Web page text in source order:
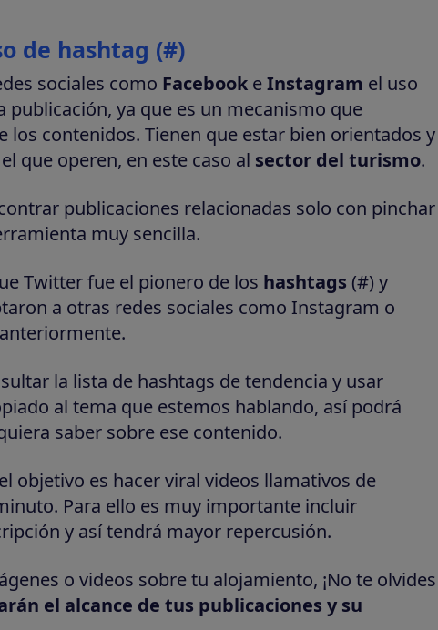
de hashtag (#)
sociales como FacebookeInstagram el uso
publicación, ya que es un mecanismo que
los contenidos. Tienen que estar bien orientados y
que operen, en este caso al sector del turismo.
publicaciones relacionadas solo con pinchar
muy sencilla.
Twitter fue el pionero de los hashtags (#) y
a otras redes sociales como Instagram o
la lista de hashtags de tendencia y usar
al tema que estemos hablando, así podrá
saber sobre ese contenido.
objetivo es hacer viral videos llamativos de
Para ello es muy importante incluir
y así tendrá mayor repercusión.
o videos sobre tu alojamiento, ¡No te olvides
el alcance de tus publicaciones y su